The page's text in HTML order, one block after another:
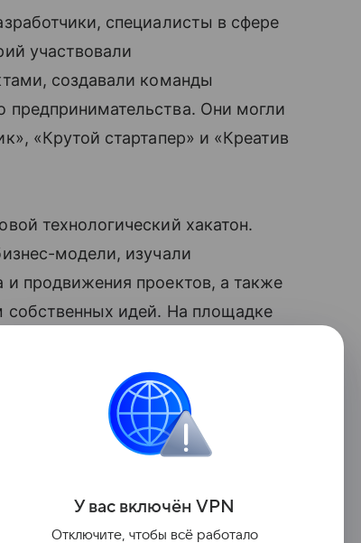
специалисты в сфере
участвовали
создавали команды
предпринимательства. Они могли
«Крутой стартапер» и «Креатив
технологический хакатон.
модели, изучали
и продвижения проектов, а также
собственных идей. На площадке
применения креативных
решениями и учились
бизнесом.
У вас включён VPN
Отключите, чтобы всё работало